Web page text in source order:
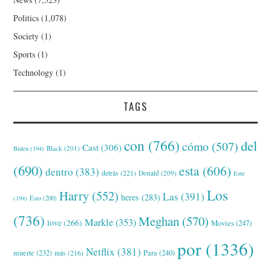
Politics (1,078)
Society (1)
Sports (1)
Technology (1)
TAGS
Biden (194) Black (201) Cast (306) con (766) cómo (507) del
(690) dentro (383) detrás (221) Donald (209) esta (606) Este
(194) Esto (200) Harry (552) heres (283) Las (391) Los
(736) love(266) Markle(353) Meghan (570) Movies(247)
muerte (232) más (216) Netflix (381) Para(240) por (1336)